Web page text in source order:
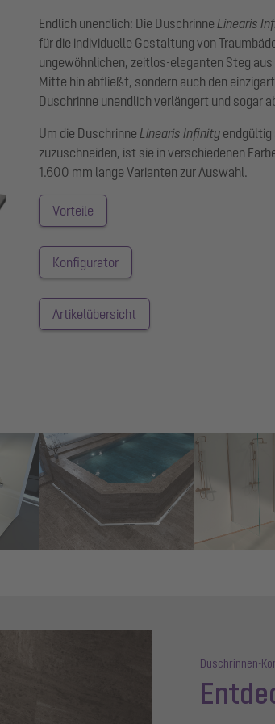
Endlich unendlich: Die Duschrinne Linearis
für die individuelle Gestaltung von
ungewöhnlichen, zeitlos-eleganten Steg
Mitte hin abfließt, sondern auch den
Duschrinne unendlich verlängert und sogar
Um die Duschrinne Linearis Infinity endgültig
zuzuschneiden, ist sie in verschiedenen
1.600 mm lange Varianten zur Auswahl.
Vorteile
Konfigurator
Artikelübersicht
Show larger version for: Show larger